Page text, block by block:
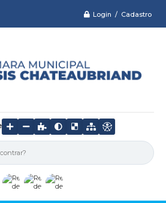
Login / Cadastro